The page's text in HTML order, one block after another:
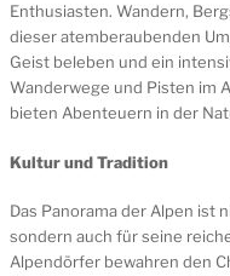
Enthusiasten. Wandern,
dieser atemberaubenden
Geist beleben und ein
Wanderwege und Pisten im
bieten Abenteuern in der
Kultur und Tradition
Das Panorama der Alpen ist
sondern auch für seine
Alpendörfer bewahren den